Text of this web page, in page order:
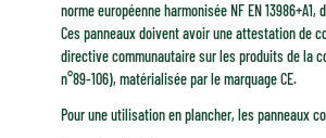
norme européenne harmonisée NF EN 13986+A1,
Ces panneaux doivent avoir une attestation de
directive communautaire sur les produits de la
n°89-106), matérialisée par le marquage CE.
Pour une utilisation en plancher, les panneaux